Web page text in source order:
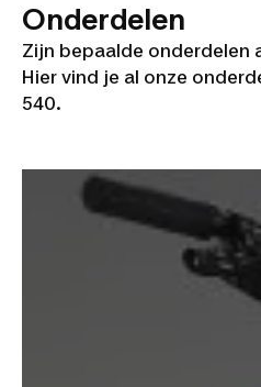
Onderdelen
Zijn bepaalde onderdelen
Hier vind je al onze
540.